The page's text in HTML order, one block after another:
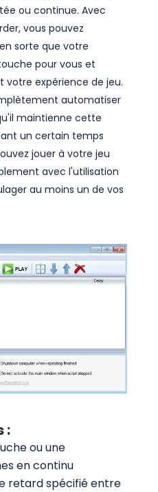
ou continue. Avec
vous pouvez
sorte que votre
pour vous et
expérience de jeu.
automatiser
maintienne cette
un certain temps
jouer à votre jeu
avec l'utilisation
au moins un de vos
:
ou une
en continu
retard spécifié entre